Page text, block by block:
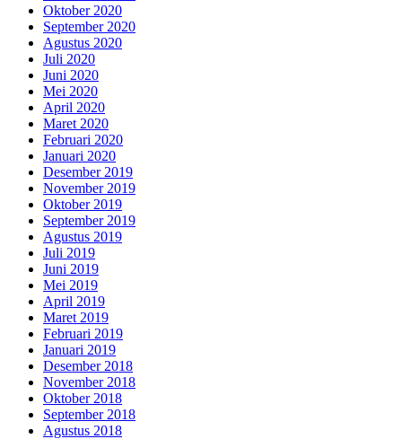
Oktober 2020
September 2020
Agustus 2020
Juli 2020
Juni 2020
Mei 2020
April 2020
Maret 2020
Februari 2020
Januari 2020
Desember 2019
November 2019
Oktober 2019
September 2019
Agustus 2019
Juli 2019
Juni 2019
Mei 2019
April 2019
Maret 2019
Februari 2019
Januari 2019
Desember 2018
November 2018
Oktober 2018
September 2018
Agustus 2018